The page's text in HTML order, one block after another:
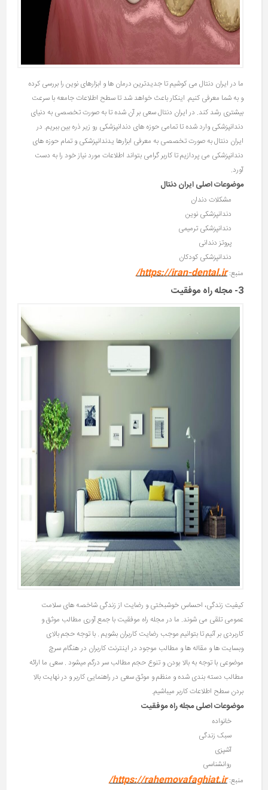
ما در ایران دنتال می کوشیم تا جدیدترین درمان ها و ابزارهای نوین را بررسی کرده
و به شما معرفی کنیم. اینکار باعث خواهد شد تا سطح اطلاعات جامعه با سرعت
بیشتری رشد کند. در ایران دنتال سعی بر آن شده تا به صورت تخصصی به دنیای
دندانپزشکی وارد شده تا تمامی حوزه های دندانپزشکی رو زیر ذره بین ببریم. در
ایران دنتال به صورت تخصصی به معرفی ابزارها یدندانپزشکی و تمام حوزه های
دندانپزشکی می پردازیم تا کاربر گرامی بتواند اطلاعات مورد نیاز خود را به دست
آورد.
موضوعات اصلی ایران دنتال
مشکلات دندان
دندانپزشکی نوین
دندانپزشکی ترمیمی
پروتز دندانی
دندانپزشکی کودکان
منبع:https://iran-dental.ir/
3- مجله راه موفقیت
کیفیت زندگی، احساس خوشبختی و رضایت از زندگی شاخص­ه های سلامت
عمومی تلقی می­ شوند. ما در مجله راه موفقیت با جمع آوری مطالب موثق و
کاربردی بر آنیم تا بتوانیم موجب رضایت کاربران بشویم . با توجه حجم بالای
وبسایت ها و مقاله ها و مطالب موجود در اینترنت کاربران در هنگام سرچ
موضوعی با توجه به بالا بودن و تنوع حجم مطالب سر درگم میشود . سعی ما ارائه
مطالب دسته بندی شده و منظم و موثق سعی در راهنمایی کاربر و در نهایت بالا
بردن سطح اطلاعات کاربر میباشیم.
موضوعات اصلی مجله راه موفقیت
خانواده
سبک زندگی
آشپزی
روانشناسی
منبع:https://rahemovafaghiat.ir/